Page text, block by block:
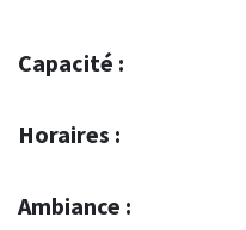
Capacité :
Horaires :
Ambiance :